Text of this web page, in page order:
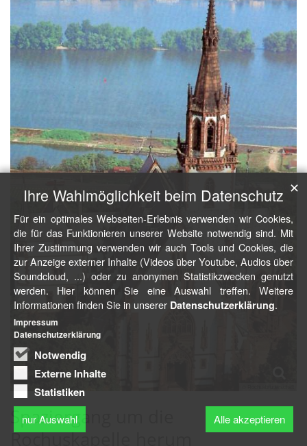
Spaziergang um die
Rochuskapelle herum
Ihre Wahlmöglichkeit beim Datenschutz
Für ein optimales Webseiten-Erlebnis verwenden wir Cookies,
die für das Funktionieren unserer Website notwendig sind. Mit
Ihrer Zustimmung verwenden wir auch Tools und Cookies, die
zur Anzeige externer Inhalte (Videos über Youtube, Audios über
Soundcloud, ...) oder zu anonymen Statistikzwecken genutzt
werden. Hier können Sie eine Auswahl treffen. Weitere
Informationen finden Sie in unserer Datenschutzerklärung.
Notwendig
Externe Inhalte
Statistiken
nur Auswahl Alle akzeptieren
✕
Impressum
Datenschutzerklärung